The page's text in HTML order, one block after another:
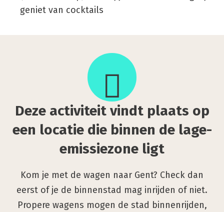
geniet van cocktails
Deze acti­vi­teit vindt plaats op
een loca­tie die bin­nen de lage-
emis­sie­zo­ne ligt
Kom je met de wagen naar Gent? Check dan
eerst of je de binnenstad mag inrijden of niet.
Propere wagens mogen de stad binnenrijden,
plaats